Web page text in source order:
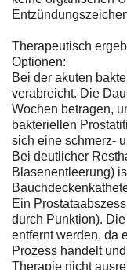
Therapeutisch
Optionen:
Bei der akuten
verabreicht. Die
Wochen betragen,
bakteriellen
sich eine schmerz-
Bei deutlicher
Blasenentleerung)
Ein
durch Punktion).
entfernt werden, da
Prozess handelt
Therapie nicht